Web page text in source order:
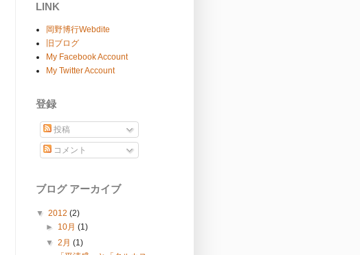
LINK
岡野博行Webdite
旧ブログ
My Facebook Account
My Twitter Account
登録
投稿
コメント
ブログ アーカイブ
▼ 2012 (2)
► 10月(1)
▼2月(1)